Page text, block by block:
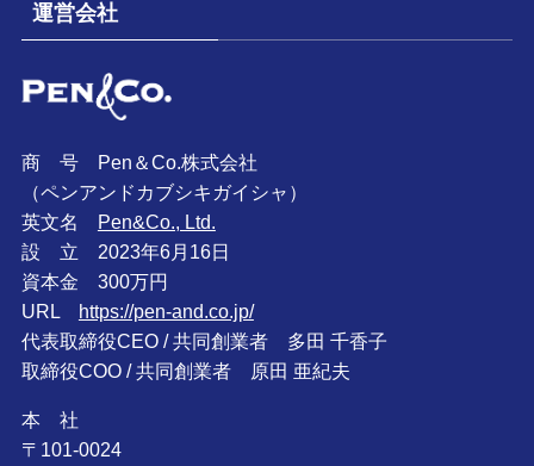
運営会社
商 号 Pen＆Co.株式会社
（ペンアンドカブシキガイシャ）
英文名 Pen&Co., Ltd.
設 立 2023年6月16日
資本金 300万円
URL https://pen-and.co.jp/
代表取締役CEO / 共同創業者 多田 千香子
取締役COO / 共同創業者 原田 亜紀夫
本 社
〒101-0024